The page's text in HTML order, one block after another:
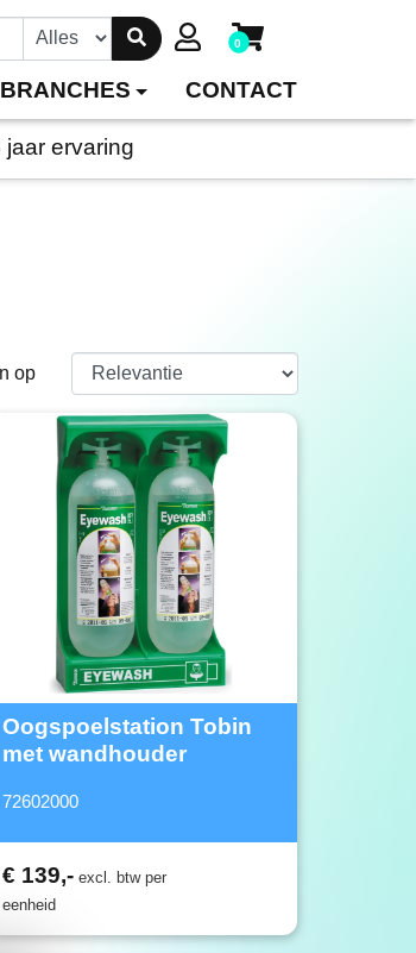
0
BRANCHES CONTACT
jaar ervaring
op
Oogspoelstation Tobin
met wandhouder
72602000
€ 139,- excl. btw per
eenheid